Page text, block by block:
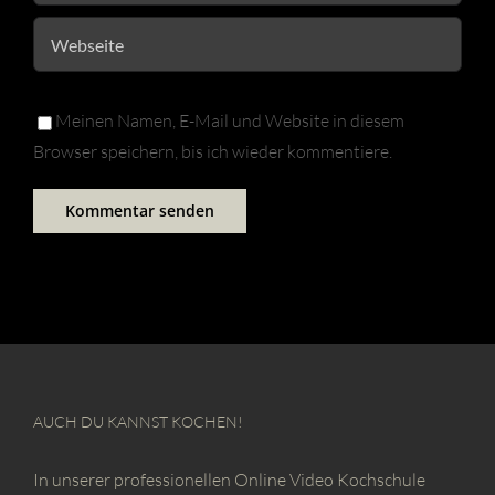
Meinen Namen, E-Mail und Website in diesem
Browser speichern, bis ich wieder kommentiere.
AUCH DU KANNST KOCHEN!
In unserer professionellen Online Video Kochschule